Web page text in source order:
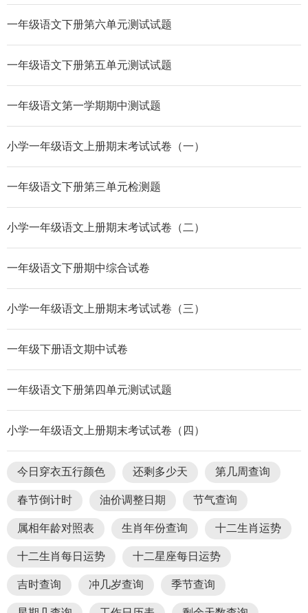
一年级语文下册第六单元测试试题
一年级语文下册第五单元测试试题
一年级语文第一学期期中测试题
小学一年级语文上册期末考试试卷（一）
一年级语文下册第三单元检测题
小学一年级语文上册期末考试试卷（二）
一年级语文下册期中综合试卷
小学一年级语文上册期末考试试卷（三）
一年级下册语文期中试卷
一年级语文下册第四单元测试试题
小学一年级语文上册期末考试试卷（四）
今日穿衣五行颜色 还剩多少天 第几周查询
春节倒计时 油价调整日期 节气查询
属相年龄对照表 生肖年份查询 十二生肖运势
十二生肖每日运势 十二星座每日运势
吉时查询 冲几岁查询 季节查询